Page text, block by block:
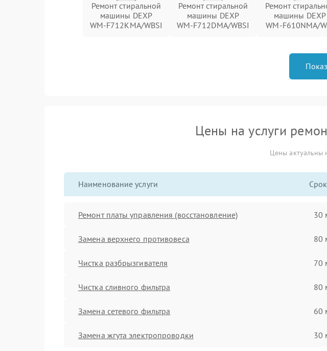
Ремонт стиральной
машины DEXP
WM‑F712KMA/WBSI
Ремонт стиральной
машины DEXP
WM‑F712DMA/WBSI
Ремонт
машины DEXP
WM‑F610NMA/
Цены на услуги
Цены актуальны
Наименование услуги Срок
Ремонт платы управления (восстановление) 30
Замена верхнего противовеса 80
Чистка разбрызгивателя 70
Чистка сливного фильтра 80
Замена сетевого фильтра 60
Замена жгута электропроводки 30